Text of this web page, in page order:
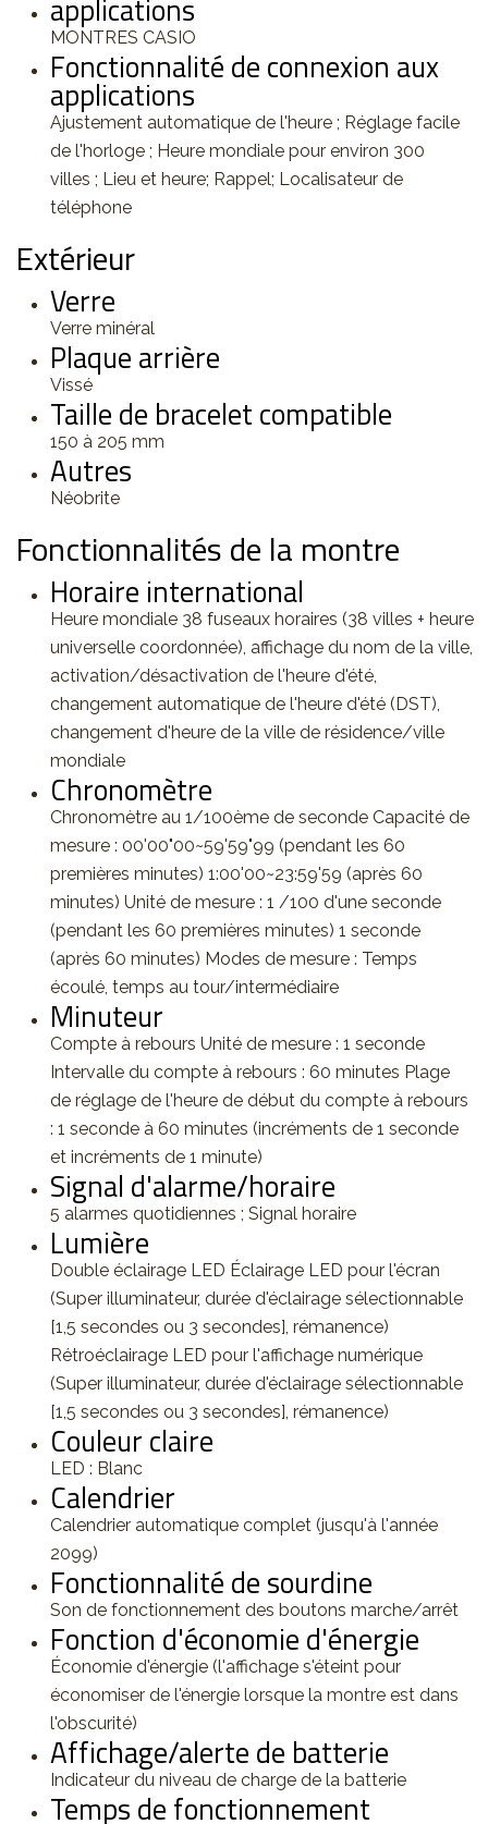
applications
MONTRES CASIO
Fonctionnalité de connexion aux
applications
Ajustement automatique de l'heure ; Réglage facile
de l'horloge ; Heure mondiale pour environ 300
villes ; Lieu et heure; Rappel; Localisateur de
téléphone
Extérieur
Verre
Verre minéral
Plaque arrière
Vissé
Taille de bracelet compatible
150 à 205 mm
Autres
Néobrite
Fonctionnalités de la montre
Horaire international
Heure mondiale 38 fuseaux horaires (38 villes + heure
universelle coordonnée), affichage du nom de la ville,
activation/désactivation de l'heure d'été,
changement automatique de l'heure d'été (DST),
changement d'heure de la ville de résidence/ville
mondiale
Chronomètre
Chronomètre au 1/100ème de seconde Capacité de
mesure : 00'00"00~59'59"99 (pendant les 60
premières minutes) 1:00'00~23:59'59 (après 60
minutes) Unité de mesure : 1 /100 d'une seconde
(pendant les 60 premières minutes) 1 seconde
(après 60 minutes) Modes de mesure : Temps
écoulé, temps au tour/intermédiaire
Minuteur
Compte à rebours Unité de mesure : 1 seconde
Intervalle du compte à rebours : 60 minutes Plage
de réglage de l'heure de début du compte à rebours
: 1 seconde à 60 minutes (incréments de 1 seconde
et incréments de 1 minute)
Signal d'alarme/horaire
5 alarmes quotidiennes ; Signal horaire
Lumière
Double éclairage LED Éclairage LED pour l'écran
(Super illuminateur, durée d'éclairage sélectionnable
[1,5 secondes ou 3 secondes], rémanence)
Rétroéclairage LED pour l'affichage numérique
(Super illuminateur, durée d'éclairage sélectionnable
[1,5 secondes ou 3 secondes], rémanence)
Couleur claire
LED : Blanc
Calendrier
Calendrier automatique complet (jusqu'à l'année
2099)
Fonctionnalité de sourdine
Son de fonctionnement des boutons marche/arrêt
Fonction d'économie d'énergie
Économie d'énergie (l'affichage s'éteint pour
économiser de l'énergie lorsque la montre est dans
l'obscurité)
Affichage/alerte de batterie
Indicateur du niveau de charge de la batterie
Temps de fonctionnement